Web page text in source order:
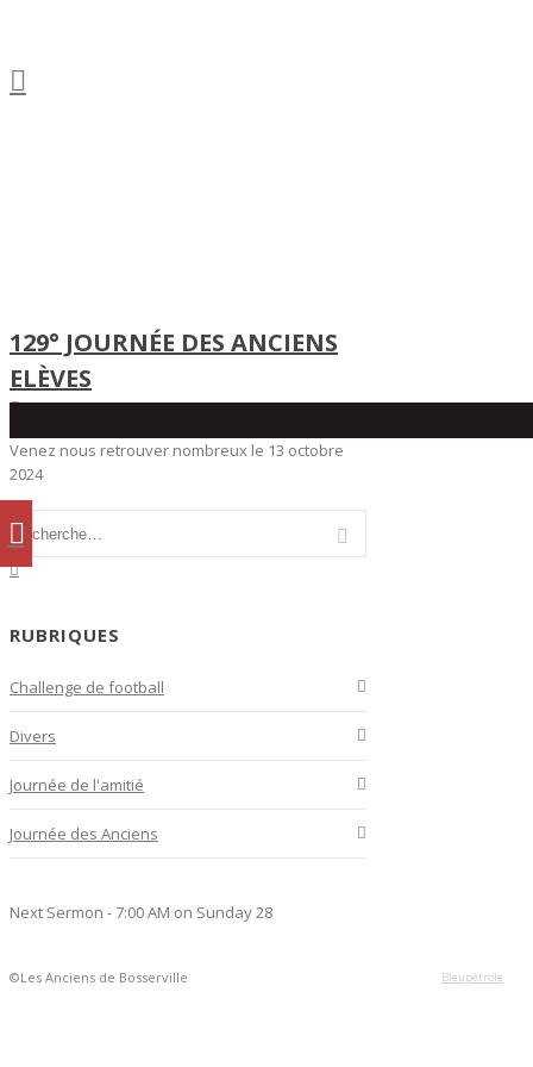
129° JOURNÉE DES ANCIENS
ELÈVES
Le 25 janvier 2025
Venez nous retrouver nombreux le 13 octobre
2024
RUBRIQUES
Challenge de football
Divers
Journée de l'amitié
Journée des Anciens
Next Sermon - 7:00 AM on Sunday 28
©Les Anciens de Bosserville Bleupétrole